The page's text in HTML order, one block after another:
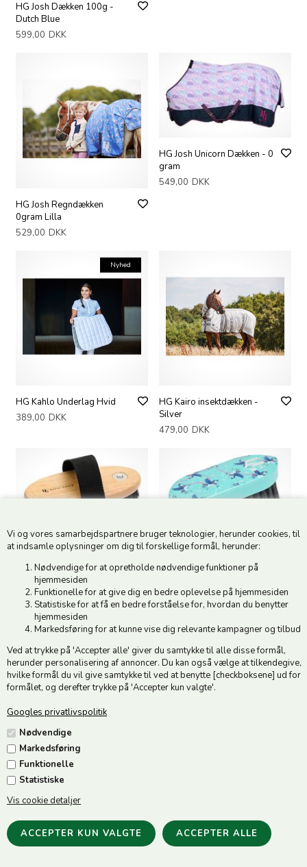
Vi og vores samarbejdspartnere bruger teknologier, herunder cookies, til
at indsamle oplysninger om dig til forskellige formål, herunder:
Nødvendige for at opretholde nødvendige funktioner på
hjemmesiden
Funktionelle for at give dig en bedre oplevelse på hjemmesiden
Statistiske for at få en bedre forståelse for, hvordan du benytter
hjemmesiden
Markedsføring for at kunne vise dig relevante kampagner og tilbud
Ved at trykke på 'Accepter alle' giver du samtykke til alle disse formål,
herunder personalisering af annoncer. Du kan også vælge at tilkendegive,
hvilke formål du vil give samtykke til ved at benytte [checkboksene] ud for
formålet, og derefter trykke på 'Accepter kun valgte'.
Googles privatlivspolitik
Nødvendige
Markedsføring
Funktionelle
Statistiske
Vis cookie detaljer
HG Josh Dækken 100g -
Dutch Blue
599,00 DKK
HG Josh Regndækken
0gram Lilla
529,00 DKK
HG Josh Unicorn Dækken - 0
gram
549,00 DKK
Nyhed
HG Kahlo Underlag Hvid
389,00 DKK
HG Kairo insektdækken -
Silver
479,00 DKK
HG Kardæsk m. magnet -
Sandshell
79,00 DKK
Aruba Blue
39,00 DKK
HG Kids Dandy/Rygbørste -
Lavender
39,00 DKK